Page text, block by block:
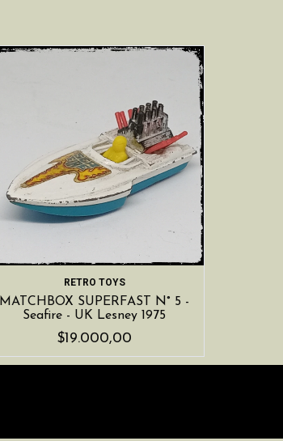
RETRO TOYS
MATCHBOX SUPERFAST N° 5 -
Seafire - UK Lesney 1975
$19.000,00